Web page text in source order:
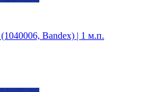
Bandex) | 1 м.п.